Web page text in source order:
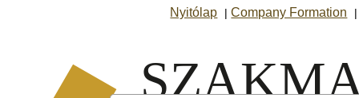
Nyitólap |Company Formation